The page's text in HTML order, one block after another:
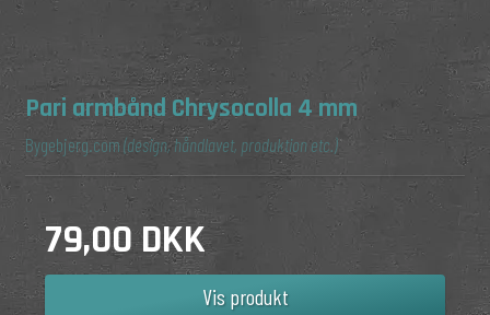
Pari armbånd Chrysocolla 4 mm
Bygebjerg.com(design, håndlavet, produktion etc.)
79,00 DKK
Vis produkt